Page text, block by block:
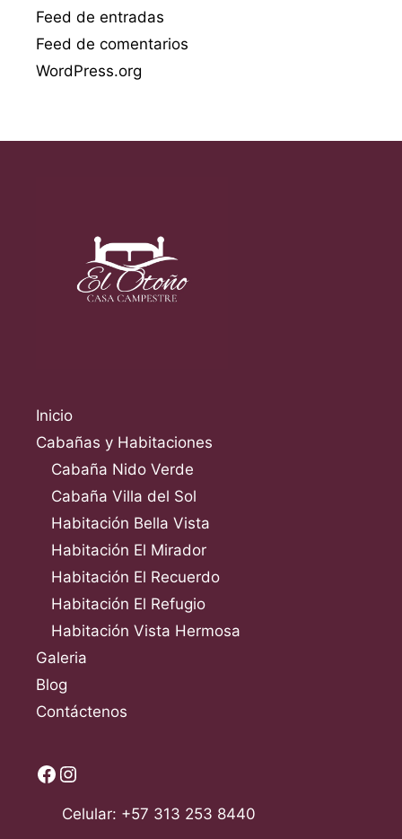
Feed de entradas
Feed de comentarios
WordPress.org
Inicio
Cabañas y Habitaciones
Cabaña Nido Verde
Cabaña Villa del Sol
Habitación Bella Vista
Habitación El Mirador
Habitación El Recuerdo
Habitación El Refugio
Habitación Vista Hermosa
Galeria
Blog
Contáctenos
Facebook
Instagram
Celular: +57 313 253 8440